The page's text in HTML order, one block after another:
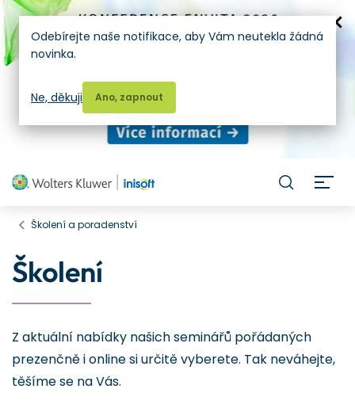
Školení a poradenství
Školení
Z aktuální nabídky našich seminářů pořádaných
prezenčně i online si určitě vyberete. Tak neváhejte,
těšíme se na Vás.
Odebírejte naše notifikace, aby Vám neutekla žádná
novinka.
Ano, zapnout
Ne, děkuji